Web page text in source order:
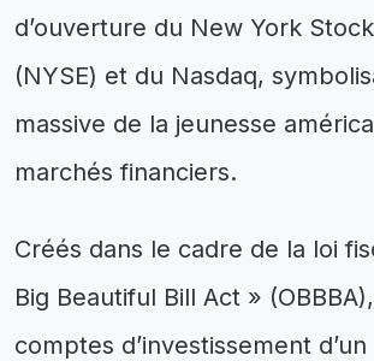
d’ouverture du New York
(NYSE) et du Nasdaq,
massive de la jeunesse
marchés financiers.
Créés dans le cadre de la loi
Big Beautiful Bill Act »
comptes d’investissement